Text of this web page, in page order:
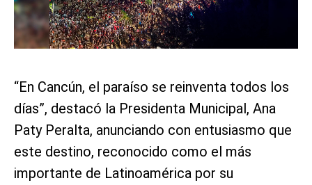
“En Cancún, el paraíso se reinventa todos los
días”, destacó la Presidenta Municipal, Ana
Paty Peralta, anunciando con entusiasmo que
este destino, reconocido como el más
importante de Latinoamérica por su